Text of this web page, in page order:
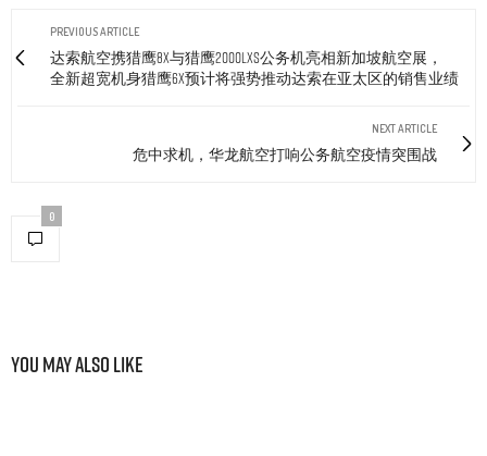
PREVIOUS ARTICLE
达索航空携猎鹰8X与猎鹰2000LXS公务机亮相新加坡航空展，
全新超宽机身猎鹰6X预计将强势推动达索在亚太区的销售业绩
NEXT ARTICLE
危中求机，华龙航空打响公务航空疫情突围战
0
You May Also Like